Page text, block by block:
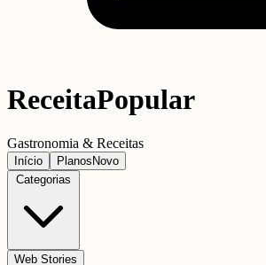
ReceitaPopular
Gastronomia & Receitas
Início Planos Novo
Categorias
Web Stories